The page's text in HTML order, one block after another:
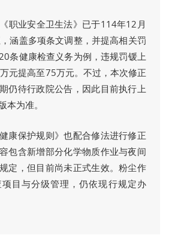
职业安全卫生法》已于114年12月
涵盖多项条文调整，并提高相关罚
条健康检查义务为例，违规罚锾上
元提高至75万元。不过，本次修正
仍待行政院公告，因此目前执行上
本为准。
康保护规则》也配合修法进行修正
包含新增部分化学物质作业与夜间
定，但目前尚未正式生效。粉尘作
目与分级管理，仍依现行规定办